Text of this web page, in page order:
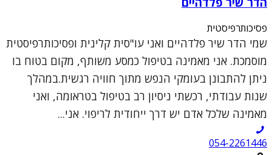
פסיכותרפיסטית
שמי הדר שיר פלדהיים ואני עו"סית קלינית ופסיכותרפיסטית
מוסמכת. אני מאמינה בטיפול כמסע משותף, מקום בטוח בו
ניתן להתבונן בעומקי הנפש מתוך חוויה רגשית.במהלך
שנות עבודתי, רכשתי ניסיון רב בטיפול בטראומה, ואני
מאמינה שלכל אדם יש דרך ייחודית לריפוי. אני...
054-2261446